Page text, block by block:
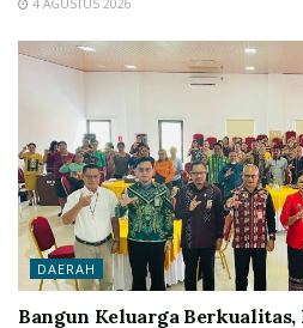
4 AGUSTUS 2026
DAERAH
Bangun Keluarga Berkualitas,